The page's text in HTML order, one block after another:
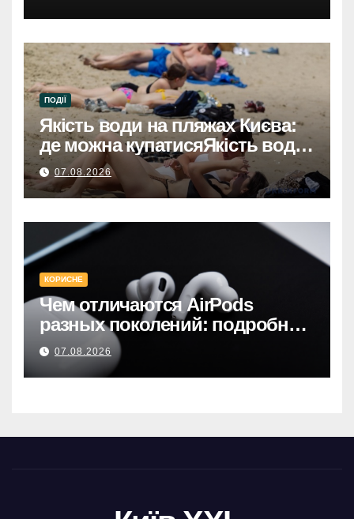
ПОДІЇ
Якість води на пляжах Києва:
де можна купатисяЯкість води
на пляжах Києва: безпечні
місця для купання.
07.08.2026
КОРИСНЕ
Чем отличаются AirPods
разных поколений: подробное
руководство по выбору
07.08.2026